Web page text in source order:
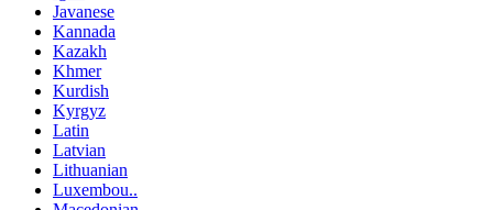
Javanese
Kannada
Kazakh
Khmer
Kurdish
Kyrgyz
Latin
Latvian
Lithuanian
Luxembou..